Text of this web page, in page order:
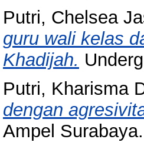
Putri, Chelsea
guru wali kelas
Khadijah.
Putri, Kharisma
dengan
Ampel Surabaya.